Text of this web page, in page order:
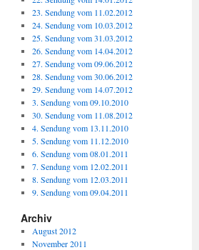
23. Sendung vom 11.02.2012
24. Sendung vom 10.03.2012
25. Sendung vom 31.03.2012
26. Sendung vom 14.04.2012
27. Sendung vom 09.06.2012
28. Sendung vom 30.06.2012
29. Sendung vom 14.07.2012
3. Sendung vom 09.10.2010
30. Sendung vom 11.08.2012
4. Sendung vom 13.11.2010
5. Sendung vom 11.12.2010
6. Sendung vom 08.01.2011
7. Sendung vom 12.02.2011
8. Sendung vom 12.03.2011
9. Sendung vom 09.04.2011
Archiv
August 2012
November 2011